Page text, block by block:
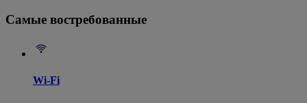
Самые востребованные
Wi-Fi